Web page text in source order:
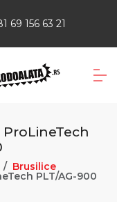
69 156 63 21
Brusilice
PLT/AG-900